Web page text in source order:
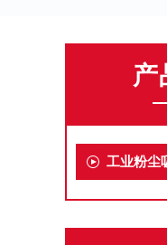
产
工业粉尘